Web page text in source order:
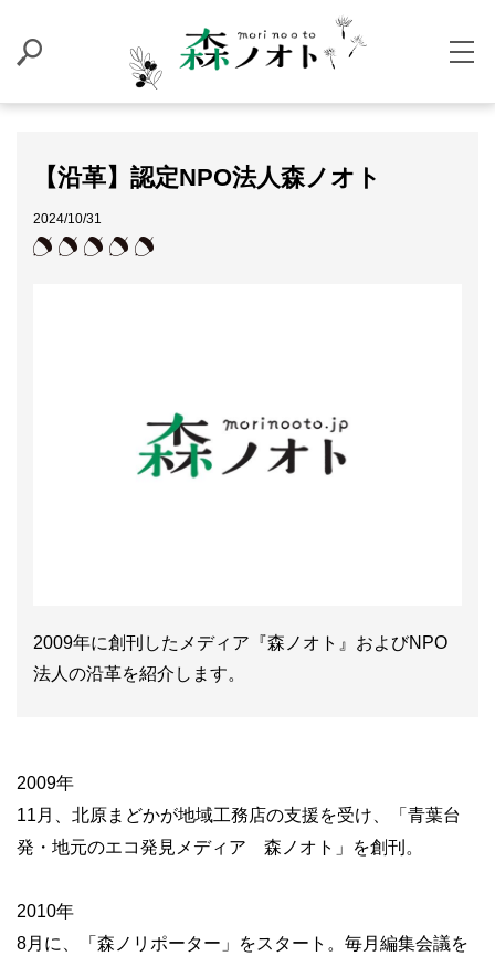
【沿革】認定NPO法人森ノオト
2024/10/31
2009年に創刊したメディア『森ノオト』およびNPO
法人の沿革を紹介します。
2009年
11月、北原まどかが地域工務店の支援を受け、「青葉台
発・地元のエコ発見メディア 森ノオト」を創刊。
2010年
8月に、「森ノリポーター」をスタート。毎月編集会議を